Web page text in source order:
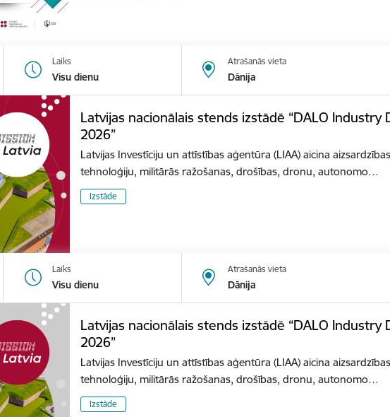
Laiks
Visu dienu
Atrašanās vieta
Dānija
Latvijas nacionālais stends izstādē “DALO Industry
2026”
Latvijas Investīciju un attīstības aģentūra (LIAA) aicina aizsardzības
tehnoloģiju, militārās ražošanas, drošības, dronu, autonomo…
Izstāde
Laiks
Visu dienu
Atrašanās vieta
Dānija
Latvijas nacionālais stends izstādē “DALO Industry
2026”
Latvijas Investīciju un attīstības aģentūra (LIAA) aicina aizsardzības
tehnoloģiju, militārās ražošanas, drošības, dronu, autonomo…
Izstāde